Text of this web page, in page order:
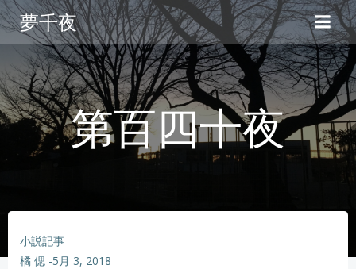
コ
ン
テ
ン
ツ
へ
ス
キ
夢千夜
第百四十夜
小説記事
橘 偲 -5月 3, 2018